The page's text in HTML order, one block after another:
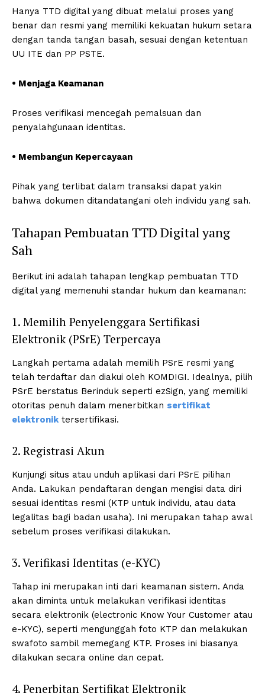
Hanya TTD digital yang dibuat melalui proses yang
benar dan resmi yang memiliki kekuatan hukum setara
dengan tanda tangan basah, sesuai dengan ketentuan
UU ITE dan PP PSTE.
• Menjaga Keamanan
Proses verifikasi mencegah pemalsuan dan
penyalahgunaan identitas.
• Membangun Kepercayaan
Pihak yang terlibat dalam transaksi dapat yakin
bahwa dokumen ditandatangani oleh individu yang sah.
Tahapan Pembuatan TTD Digital yang
Sah
Berikut ini adalah tahapan lengkap pembuatan TTD
digital yang memenuhi standar hukum dan keamanan:
1. Memilih Penyelenggara Sertifikasi
Elektronik (PSrE) Terpercaya
Langkah pertama adalah memilih PSrE resmi yang
telah terdaftar dan diakui oleh KOMDIGI. Idealnya, pilih
PSrE berstatus Berinduk seperti ezSign, yang memiliki
otoritas penuh dalam menerbitkan sertifikat
elektroniktersertifikasi.
2. Registrasi Akun
Kunjungi situs atau unduh aplikasi dari PSrE pilihan
Anda. Lakukan pendaftaran dengan mengisi data diri
sesuai identitas resmi (KTP untuk individu, atau data
legalitas bagi badan usaha). Ini merupakan tahap awal
sebelum proses verifikasi dilakukan.
3. Verifikasi Identitas (e-KYC)
Tahap ini merupakan inti dari keamanan sistem. Anda
akan diminta untuk melakukan verifikasi identitas
secara elektronik (electronic Know Your Customer atau
e-KYC), seperti mengunggah foto KTP dan melakukan
swafoto sambil memegang KTP. Proses ini biasanya
dilakukan secara online dan cepat.
4. Penerbitan Sertifikat Elektronik